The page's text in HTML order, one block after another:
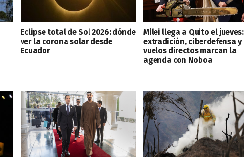
Eclipse total de Sol 2026: dónde
ver la corona solar desde
Ecuador
Milei llega a Quito el jueves:
extradición, ciberdefensa y
vuelos directos marcan la
agenda con Noboa